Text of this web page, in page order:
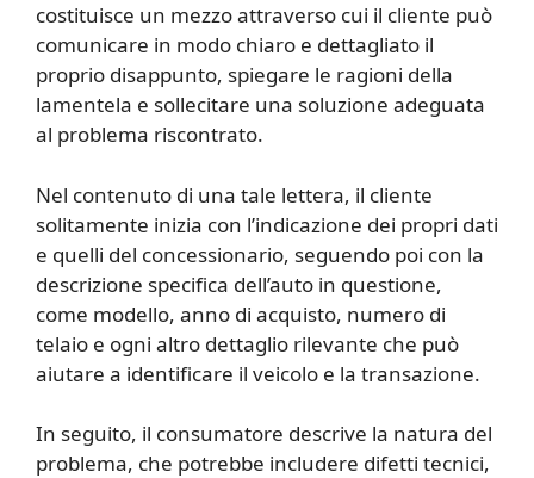
costituisce un mezzo attraverso cui il cliente può
comunicare in modo chiaro e dettagliato il
proprio disappunto, spiegare le ragioni della
lamentela e sollecitare una soluzione adeguata
al problema riscontrato.
Nel contenuto di una tale lettera, il cliente
solitamente inizia con l’indicazione dei propri dati
e quelli del concessionario, seguendo poi con la
descrizione specifica dell’auto in questione,
come modello, anno di acquisto, numero di
telaio e ogni altro dettaglio rilevante che può
aiutare a identificare il veicolo e la transazione.
In seguito, il consumatore descrive la natura del
problema, che potrebbe includere difetti tecnici,